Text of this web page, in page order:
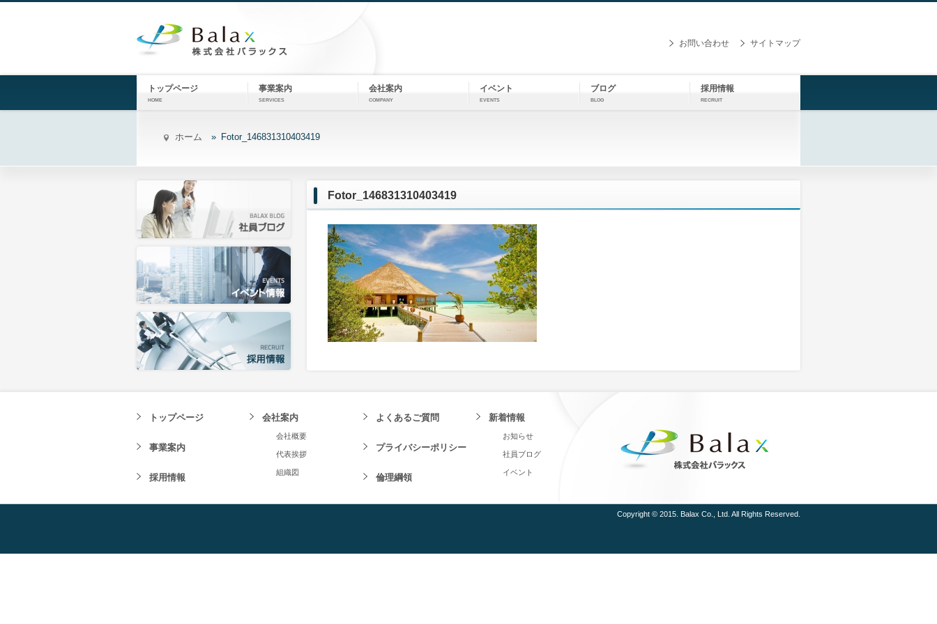
お問い合わせ サイトマップ
トップページ
HOME
事業案内
SERVICES
会社案内
COMPANY
イベント
EVENTS
ブログ
BLOG
採用情報
RECRUIT
ホーム Fotor_146831310403419
Fotor_146831310403419
トップページ
事業案内
採用情報
会社案内
会社概要
代表挨拶
組織図
よくあるご質問
プライバシーポリシー
倫理綱領
新着情報
お知らせ
社員ブログ
イベント
Copyright © 2015. Balax Co., Ltd. All Rights Reserved.